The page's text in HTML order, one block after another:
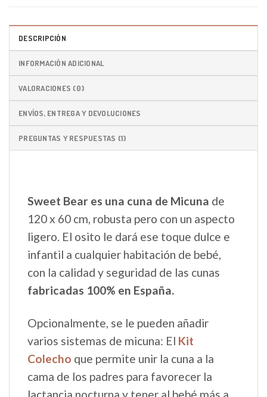
DESCRIPCIÓN
INFORMACIÓN ADICIONAL
VALORACIONES (0)
ENVÍOS, ENTREGA Y DEVOLUCIONES
PREGUNTAS Y RESPUESTAS (1)
Sweet Bear es una cuna de Micuna de
120 x 60 cm, robusta pero con un aspecto
ligero. El osito le dará ese toque dulce e
infantil a cualquier habitación de bebé,
con la calidad y seguridad de las cunas
fabricadas 100% en España.
Opcionalmente, se le pueden añadir
varios sistemas de micuna: El Kit
Colecho que permite unir la cuna a la
cama de los padres para favorecer la